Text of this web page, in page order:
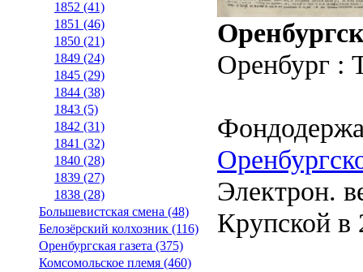
1852 (41)
1851 (46)
1850 (21)
1849 (24)
1845 (29)
1844 (38)
1843 (5)
1842 (31)
1841 (32)
1840 (28)
1839 (27)
1838 (28)
Большевистская смена (48)
Белозёрский колхозник (116)
Оренбургская газета (375)
Комсомольское племя (460)
Оренбург :
Электрон.
Крупской в